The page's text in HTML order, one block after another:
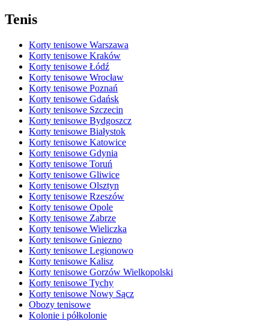
Tenis
Korty tenisowe Warszawa
Korty tenisowe Kraków
Korty tenisowe Łódź
Korty tenisowe Wrocław
Korty tenisowe Poznań
Korty tenisowe Gdańsk
Korty tenisowe Szczecin
Korty tenisowe Bydgoszcz
Korty tenisowe Białystok
Korty tenisowe Katowice
Korty tenisowe Gdynia
Korty tenisowe Toruń
Korty tenisowe Gliwice
Korty tenisowe Olsztyn
Korty tenisowe Rzeszów
Korty tenisowe Opole
Korty tenisowe Zabrze
Korty tenisowe Wieliczka
Korty tenisowe Gniezno
Korty tenisowe Legionowo
Korty tenisowe Kalisz
Korty tenisowe Gorzów Wielkopolski
Korty tenisowe Tychy
Korty tenisowe Nowy Sącz
Obozy tenisowe
Kolonie i półkolonie